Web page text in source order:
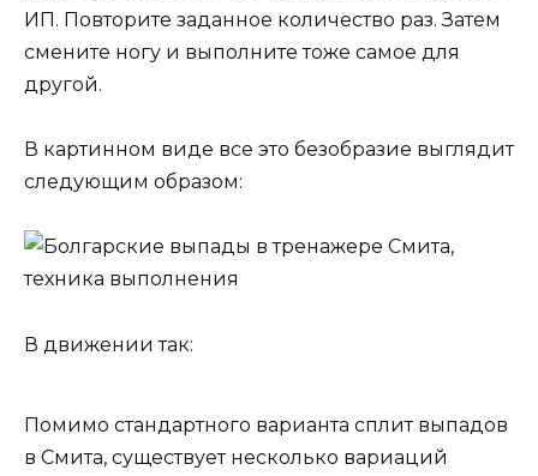
ИП. Повторите заданное количество раз. Затем
смените ногу и выполните тоже самое для
другой.
В картинном виде все это безобразие выглядит
следующим образом:
В движении так:
Помимо стандартного варианта сплит выпадов
в Смита, существует несколько вариаций